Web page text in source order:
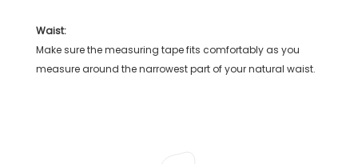
Waist:
Make sure the measuring tape fits comfortably as you
measure around the narrowest part of your natural waist.